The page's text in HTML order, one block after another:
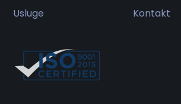
Usluge
Kontakt